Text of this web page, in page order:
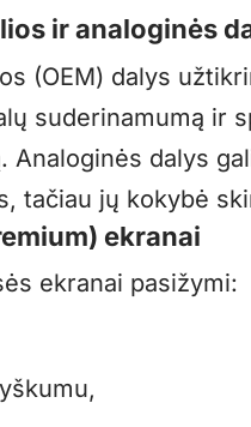
ir analoginės
(OEM) dalys
suderinamumą ir
Analoginės dalys
tačiau jų kokybė
ekranai
ekranai pasižymi: